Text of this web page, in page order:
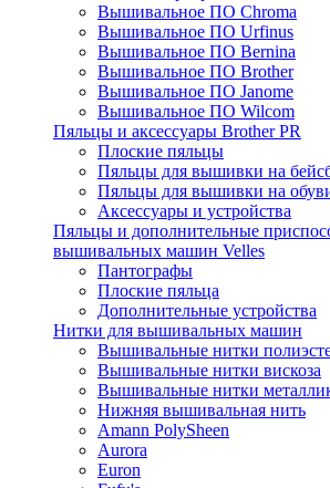
Вышивальное ПО Chroma
Вышивальное ПО Urfinus
Вышивальное ПО Bernina
Вышивальное ПО Brother
Вышивальное ПО Janome
Вышивальное ПО Wilcom
Пяльцы и аксессуары Brother PR
Плоские пяльцы
Пяльцы для вышивки на
Пяльцы для вышивки на
Аксессуары и устройства
Пяльцы и дополнительные
вышивальных машин Velles
Пантографы
Плоские пяльца
Дополнительные устройства
Нитки для вышивальных машин
Вышивальные нитки
Вышивальные нитки вискоза
Вышивальные нитки
Нижняя вышивальная нить
Amann PolySheen
Aurora
Euron